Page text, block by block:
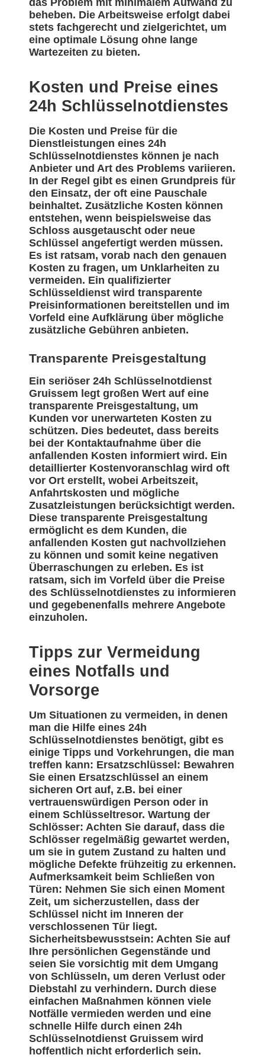
das Problem mit minimalem Aufwand zu
beheben. Die Arbeitsweise erfolgt dabei
stets fachgerecht und zielgerichtet, um
eine optimale Lösung ohne lange
Wartezeiten zu bieten.
Kosten und Preise eines
24h Schlüsselnotdienstes
Die Kosten und Preise für die
Dienstleistungen eines 24h
Schlüsselnotdienstes können je nach
Anbieter und Art des Problems variieren.
In der Regel gibt es einen Grundpreis für
den Einsatz, der oft eine Pauschale
beinhaltet. Zusätzliche Kosten können
entstehen, wenn beispielsweise das
Schloss ausgetauscht oder neue
Schlüssel angefertigt werden müssen.
Es ist ratsam, vorab nach den genauen
Kosten zu fragen, um Unklarheiten zu
vermeiden. Ein qualifizierter
Schlüsseldienst wird transparente
Preisinformationen bereitstellen und im
Vorfeld eine Aufklärung über mögliche
zusätzliche Gebühren anbieten.
Transparente Preisgestaltung
Ein seriöser 24h Schlüsselnotdienst
Gruissem legt großen Wert auf eine
transparente Preisgestaltung, um
Kunden vor unerwarteten Kosten zu
schützen. Dies bedeutet, dass bereits
bei der Kontaktaufnahme über die
anfallenden Kosten informiert wird. Ein
detaillierter Kostenvoranschlag wird oft
vor Ort erstellt, wobei Arbeitszeit,
Anfahrtskosten und mögliche
Zusatzleistungen berücksichtigt werden.
Diese transparente Preisgestaltung
ermöglicht es dem Kunden, die
anfallenden Kosten gut nachvollziehen
zu können und somit keine negativen
Überraschungen zu erleben. Es ist
ratsam, sich im Vorfeld über die Preise
des Schlüsselnotdienstes zu informieren
und gegebenenfalls mehrere Angebote
einzuholen.
Tipps zur Vermeidung
eines Notfalls und
Vorsorge
Um Situationen zu vermeiden, in denen
man die Hilfe eines 24h
Schlüsselnotdienstes benötigt, gibt es
einige Tipps und Vorkehrungen, die man
treffen kann: Ersatzschlüssel: Bewahren
Sie einen Ersatzschlüssel an einem
sicheren Ort auf, z.B. bei einer
vertrauenswürdigen Person oder in
einem Schlüsseltresor. Wartung der
Schlösser: Achten Sie darauf, dass die
Schlösser regelmäßig gewartet werden,
um sie in gutem Zustand zu halten und
mögliche Defekte frühzeitig zu erkennen.
Aufmerksamkeit beim Schließen von
Türen: Nehmen Sie sich einen Moment
Zeit, um sicherzustellen, dass der
Schlüssel nicht im Inneren der
verschlossenen Tür liegt.
Sicherheitsbewusstsein: Achten Sie auf
Ihre persönlichen Gegenstände und
seien Sie vorsichtig mit dem Umgang
von Schlüsseln, um deren Verlust oder
Diebstahl zu verhindern. Durch diese
einfachen Maßnahmen können viele
Notfälle vermieden werden und eine
schnelle Hilfe durch einen 24h
Schlüsselnotdienst Gruissem wird
hoffentlich nicht erforderlich sein.